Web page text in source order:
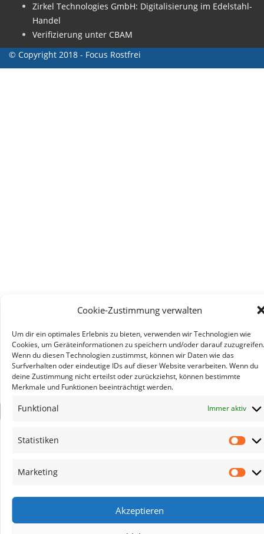
Cookie-Zustimmung verwalten
Um dir ein optimales Erlebnis zu bieten, verwenden wir Technologien wie
Cookies, um Geräteinformationen zu speichern und/oder darauf zuzugreifen.
Wenn du diesen Technologien zustimmst, können wir Daten wie das
Surfverhalten oder eindeutige IDs auf dieser Website verarbeiten. Wenn du
deine Zustimmung nicht erteilst oder zurückziehst, können bestimmte
Merkmale und Funktionen beeinträchtigt werden.
Funktional Immer aktiv
Statistiken
Marketing
Akzeptieren
Zirkel Technologies GmbH: Digitalisierung im Edelstahl-
Handel
Verifizierung unter CBAM
© Copyright 2018 - Focus Rostfrei